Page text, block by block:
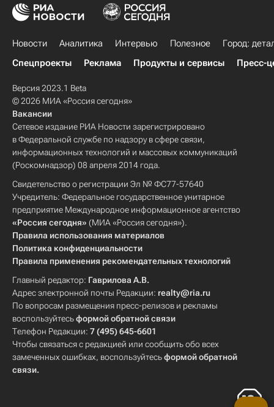
Новости Аналитика Интервью Полезное
Город:
Спецпроекты
Реклама Продукты и сервисы Пресс-
Версия 2023.1 Beta
© 2026 МИА «Россия сегодня»
Вакансии
Сетевое издание РИА Новости зарегистрировано
в Федеральной службе по надзору в сфере связи,
информационных технологий и массовых коммуникаций
(Роскомнадзор) 08 апреля 2014 года.
Свидетельство о регистрации Эл № ФС77-57640
Учредитель: Федеральное государственное унитарное
предприятие Международное информационное агентство
«Россия сегодня» (МИА «Россия сегодня»).
Правила использования материалов
Политика конфиденциальности
Правила применения рекомендательных технологий
Главный редактор: Гаврилова А.В.
Адрес электронной почты Редакции: realty@ria.ru
По вопросам размещения пресс-релизов и рекламы
воспользуйтесьформой обратной связи
Телефон Редакции: 7 (495) 645-6601
Чтобы связаться с редакцией или сообщить обо всех
замеченных ошибках, воспользуйтесьформой обратной
связи.